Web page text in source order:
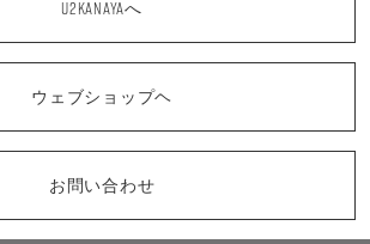
U2KANAYAへ
ウェブショップヘ
お問い合わせ